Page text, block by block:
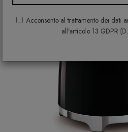
Acconsento al trattamento dei dati
all'articolo 13 GDPR